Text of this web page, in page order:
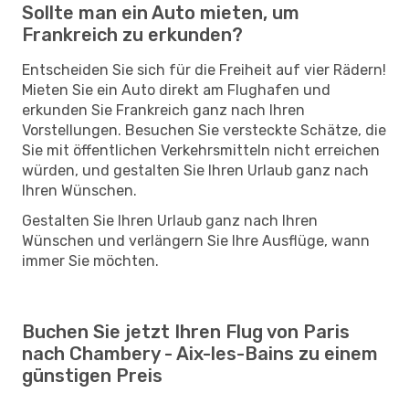
Sollte man ein Auto mieten, um
Frankreich zu erkunden?
Entscheiden Sie sich für die Freiheit auf vier Rädern!
Mieten Sie ein Auto direkt am Flughafen und
erkunden Sie Frankreich ganz nach Ihren
Vorstellungen. Besuchen Sie versteckte Schätze, die
Sie mit öffentlichen Verkehrsmitteln nicht erreichen
würden, und gestalten Sie Ihren Urlaub ganz nach
Ihren Wünschen.
Gestalten Sie Ihren Urlaub ganz nach Ihren
Wünschen und verlängern Sie Ihre Ausflüge, wann
immer Sie möchten.
Buchen Sie jetzt Ihren Flug von Paris
nach Chambery - Aix-les-Bains zu einem
günstigen Preis